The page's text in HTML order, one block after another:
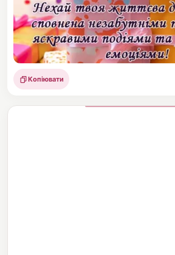
Поділитися
Копіювати